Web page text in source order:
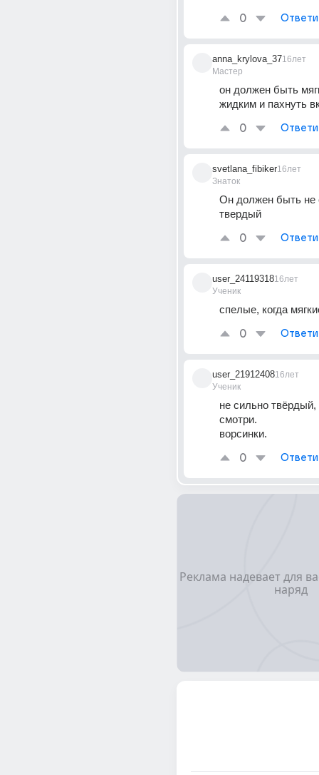
0
anna_krylova_37
Мастер
16лет
он должен быть
жидким и пахнуть
0
svetlana_fibiker
Знаток
16лет
Он должен быть не
твердый
0
user_24119318
Ученик
16лет
спелые, когда
0
user_21912408
Ученик
16лет
не сильно твёрдый,
смотри.
ворсинки.
0